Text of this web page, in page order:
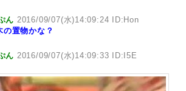
ん 2016/09/07(水)14:09:24 ID:Hon
置物かな？
ん 2016/09/07(水)14:09:33 ID:I5E